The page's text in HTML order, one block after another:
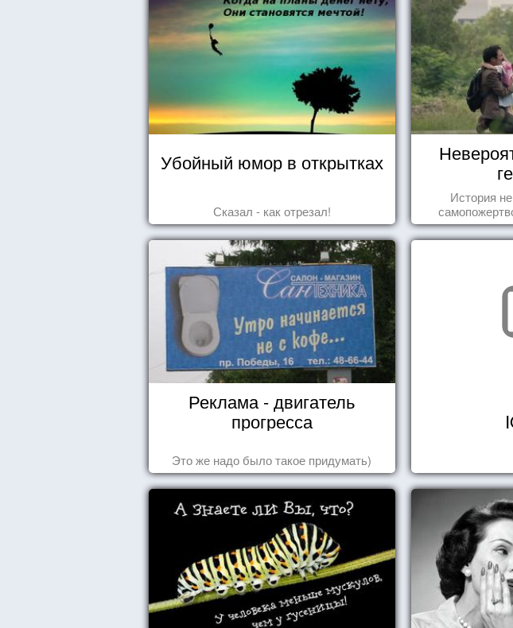
Убойный юмор в открытках
Сказал - как отрезал!
История
Реклама - двигатель
прогресса
Это же надо было такое придумать)